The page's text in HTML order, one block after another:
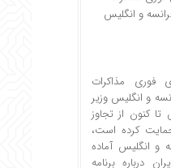
و انگلیس
فوری مذاکرات
و انگلیس وزیر
کنون از تجاوز
کرده است،
و انگلیس آماده
درباره برنامه